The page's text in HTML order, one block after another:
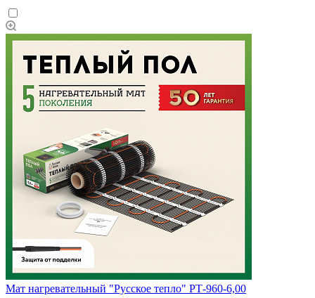
Мат нагревательный "Русское тепло" РТ-960-6,00